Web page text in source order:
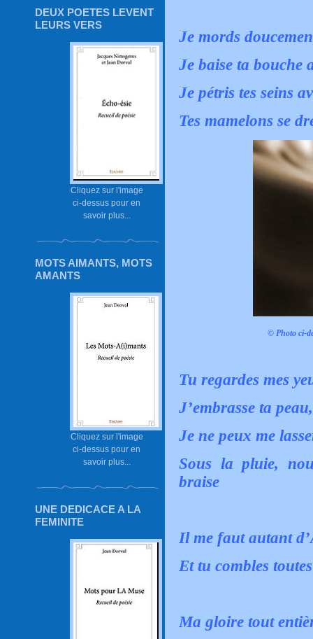
DEUX POETES LEVENT
LEURS VERS
Cliquez sur l'image
ci-dessus pour en
savoir plus...
MOTS AIMANTS, MOTS
AMANTS
Cliquez sur l'image
ci-dessus pour en
savoir plus...
UNE DEDICACE A LA
FEMINITE
Je mords
Je baise ta bouche
Je pétris tes seins
Tes mamelons se
© Photo ci-
Tu regardes mes
J’embrasse ta
Je ne peux me
Sous la pluie,
braise
Il me faut autant
Et tu combles
Ma gloire tout